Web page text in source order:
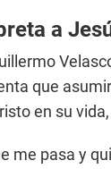
a
que
en su
me pasa y